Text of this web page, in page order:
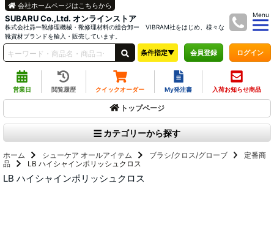
SUBARU Co.,Ltd. オンラインストア
株式会社昴ー靴修理機械・靴修理材料の総合卸ー VIBRAM社をはじめ、様々な
靴資材ブランドを輸入・販売しています。
Menu
会社ホームページはこちらから
条件指定▼ 会員登録 ログイン
営業日 閲覧履歴 クイックオーダー My発注書 入荷お知らせ商品
トップページ
カテゴリーから探す
ホーム シューケア オールアイテム ブラシ/クロス/グローブ
定番商
品
LB ハイシャインポリッシュクロス
LB ハイシャインポリッシュクロス